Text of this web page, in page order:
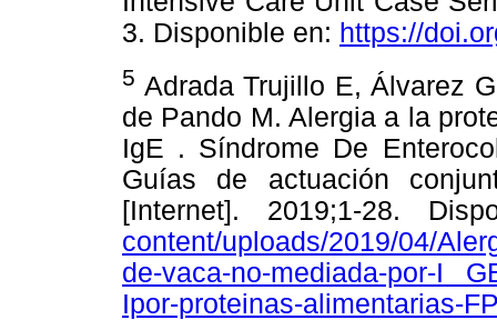
3. Disponible en: https://
5 Adrada Trujillo E, Álvarez
de Pando M. Alergia a la
IgE . Síndrome De
Guías de actuación
[Internet]. 2019;1-28.
content/uploads/2019/04/
de-vaca-no-mediada-por-I
Ipor-proteinas-alimentarias-